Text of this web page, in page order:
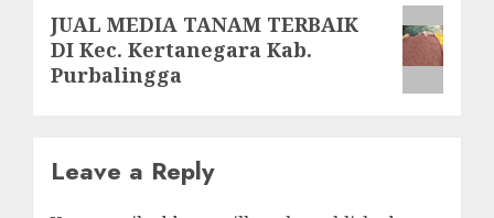
Next
post:
JUAL MEDIA TANAM TERBAIK
DI Kec. Kertanegara Kab.
Purbalingga
Leave a Reply